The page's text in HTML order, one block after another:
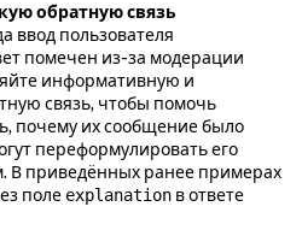
обратную связь
ввод пользователя
помечен из-за модерации
информативную и
связь, чтобы помочь
почему их сообщение было
переформулировать его
В приведённых ранее примерах
поле explanation в ответе